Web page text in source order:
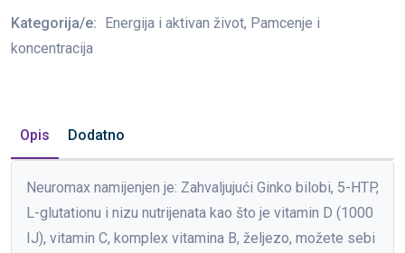
Kategorija/e: Energija i aktivan život, Pamcenje i
koncentracija
Opis Dodatno
Neuromax namijenjen je: Zahvaljujući Ginko bilobi, 5-HTP,
L-glutationu i nizu nutrijenata kao što je vitamin D (1000
IJ), vitamin C, komplex vitamina B, željezo, možete sebi